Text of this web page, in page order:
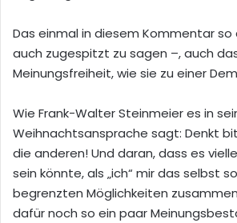
Das einmal in diesem Kommentar so
auch zugespitzt zu sagen –, auch
Meinungsfreiheit, wie sie zu einer
Wie Frank-Walter Steinmeier es in
Weihnachtsansprache sagt: Denkt
die anderen! Und daran, dass es
sein könnte, als „ich“ mir das selbst
begrenzten Möglichkeiten
dafür noch so ein paar